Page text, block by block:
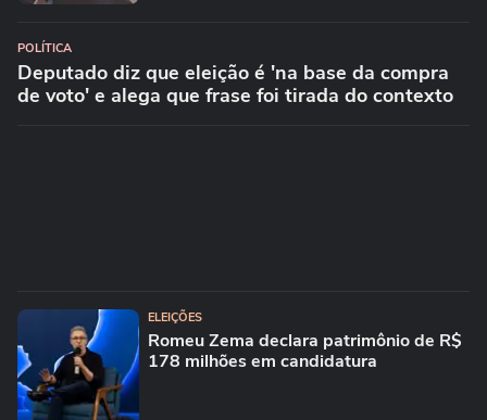
POLÍTICA
Deputado diz que eleição é 'na base da compra
de voto' e alega que frase foi tirada do contexto
ELEIÇÕES
Romeu Zema declara patrimônio de R$
178 milhões em candidatura